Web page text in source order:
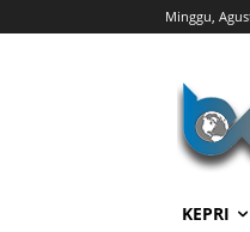
Minggu,
KEPRI